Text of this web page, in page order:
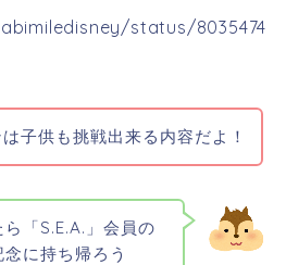
status/8035474
子供も挑戦出来る内容だよ！
「S.E.A.」会員の
に持ち帰ろう